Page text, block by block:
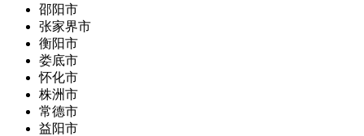
邵阳市
张家界市
衡阳市
娄底市
怀化市
株洲市
常德市
益阳市